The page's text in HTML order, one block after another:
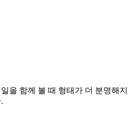
을 함께 볼 때 형태가 더 분명해지